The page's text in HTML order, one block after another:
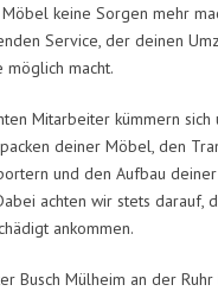
keine Sorgen mehr
Service, der deinen
macht.
Mitarbeiter kümmern sich
deiner Möbel, den
und den Aufbau
achten wir stets darauf,
ankommen.
Busch Mülheim an der